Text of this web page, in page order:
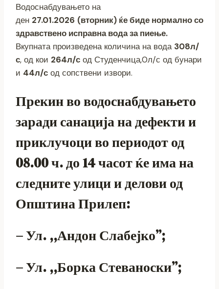
Водоснабдувањето на
ден 27.01.2026 (вторник) ќе биде нормално со
здравствено исправна вода за пиење.
Вкупната произведена количина на вода 308л/
с, од кои 264л/с од Студенчица,0л/с од бунари
и 44л/с од сопствени извори.
Прекин во водоснабдувањето
заради санација на дефекти и
приклучоци во периодот од
08.00 ч. до 14 часот ќе има на
следните улици и делови од
Општина Прилеп:
– Ул. ,,Андон Слабејко”;
– Ул. ,,Борка Стеваноски”;